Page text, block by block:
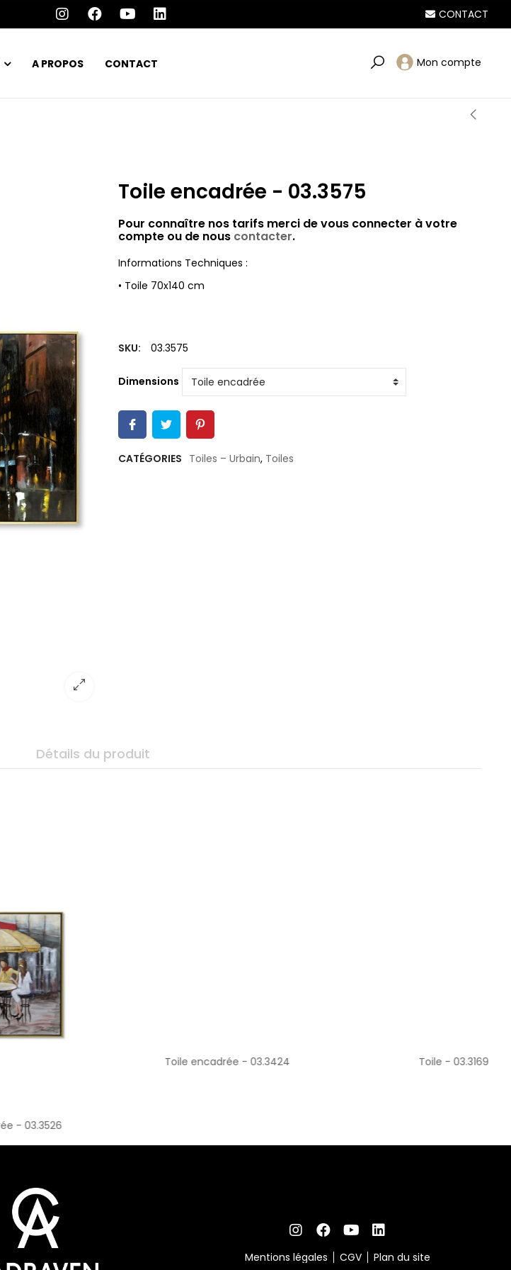
CONTACT
A PROPOS CONTACT Mon compte
Toile encadrée - 03.3575
Pour connaître nos tarifs merci de vous connecter à votre
compte ou de nous contacter.
Informations Techniques :
• Toile 70x140 cm
SKU: 03.3575
Dimensions
CATÉGORIES Toiles – Urbain, Toiles
Détails du produit
Mentions légales
CGV Plan du site